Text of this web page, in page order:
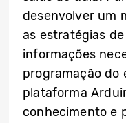
desenvolver um
as estratégias
informações
programação do
plataforma
conhecimento e